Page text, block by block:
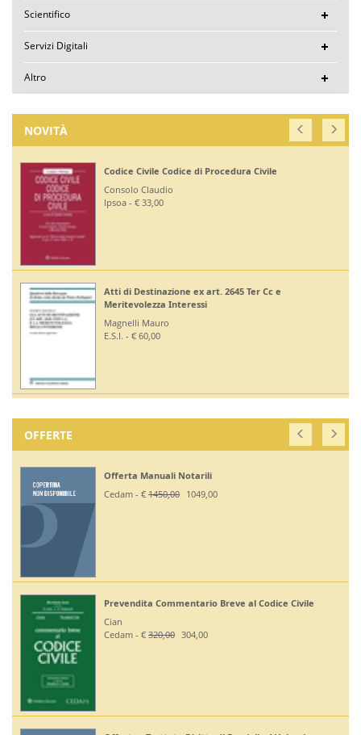
Scientifico
Servizi Digitali
Altro
NOVITÀ
Codice Civile Codice di Procedura Civile
Consolo Claudio
Ipsoa - € 33,00
Atti di Destinazione ex art. 2645 Ter Cc e
Meritevolezza Interessi
Magnelli Mauro
E.S.I. - € 60,00
OFFERTE
Offerta Manuali Notarili
Cedam - € 1450,00 1049,00
Prevendita Commentario Breve al Codice Civile
Cian
Cedam - € 320,00 304,00